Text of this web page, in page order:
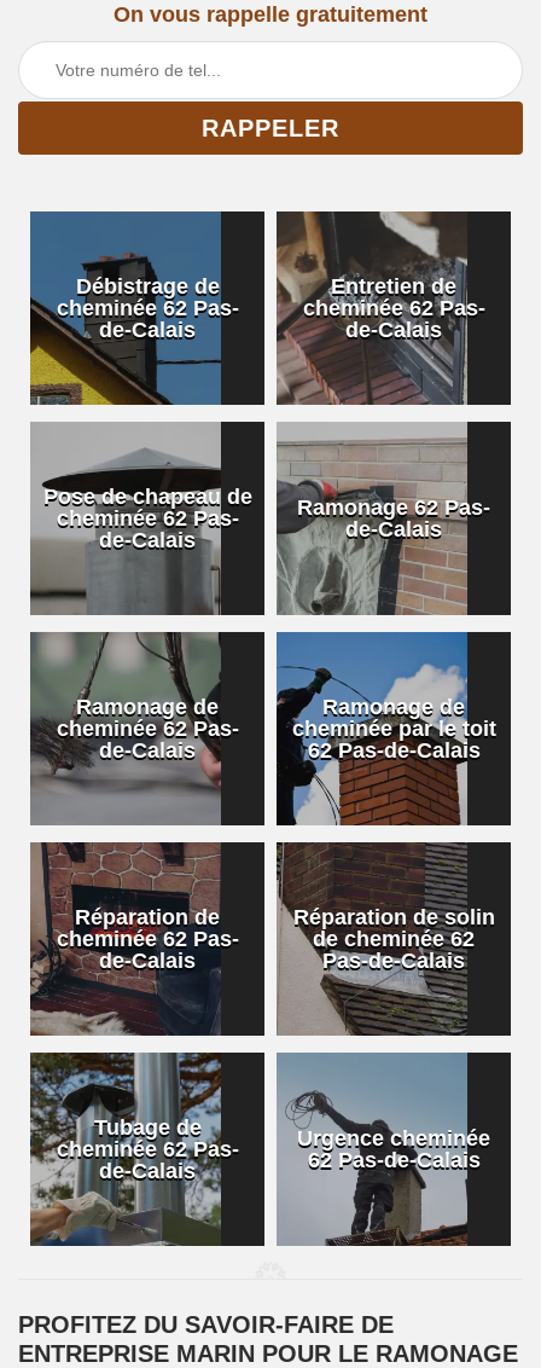
On vous rappelle gratuitement
Débistrage de
cheminée 62 Pas-
de-Calais
Entretien de
cheminée 62 Pas-
de-Calais
Pose de chapeau de
cheminée 62 Pas-
de-Calais
Ramonage 62 Pas-
de-Calais
Ramonage de
cheminée 62 Pas-
de-Calais
Ramonage de
cheminée par le toit
62 Pas-de-Calais
Réparation de
cheminée 62 Pas-
de-Calais
Réparation de solin
de cheminée 62
Pas-de-Calais
Tubage de
cheminée 62 Pas-
de-Calais
Urgence cheminée
62 Pas-de-Calais
PROFITEZ DU SAVOIR-FAIRE DE
ENTREPRISE MARIN POUR LE RAMONAGE